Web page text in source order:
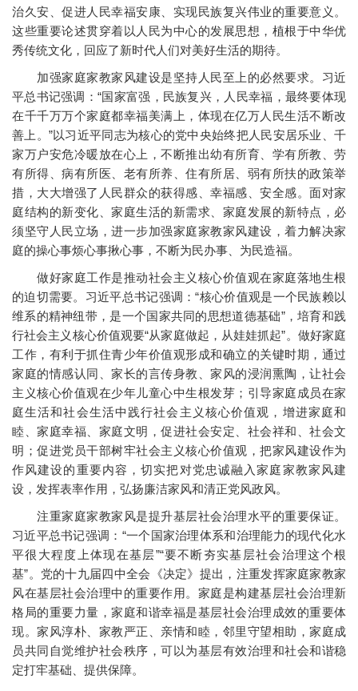
治久安、促进人民幸福安康、实现民族复兴伟业的重要意义。
这些重要论述贯穿着以人民为中心的发展思想，植根于中华优
秀传统文化，回应了新时代人们对美好生活的期待。
加强家庭家教家风建设是坚持人民至上的必然要求。习近
平总书记强调：“国家富强，民族复兴，人民幸福，最终要体现
在千千万万个家庭都幸福美满上，体现在亿万人民生活不断改
善上。”以习近平同志为核心的党中央始终把人民安居乐业、千
家万户安危冷暖放在心上，不断推出幼有所育、学有所教、劳
有所得、病有所医、老有所养、住有所居、弱有所扶的政策举
措，大大增强了人民群众的获得感、幸福感、安全感。面对家
庭结构的新变化、家庭生活的新需求、家庭发展的新特点，必
须坚守人民立场，进一步加强家庭家教家风建设，着力解决家
庭的操心事烦心事揪心事，不断为民办事、为民造福。
做好家庭工作是推动社会主义核心价值观在家庭落地生根
的迫切需要。习近平总书记强调：“核心价值观是一个民族赖以
维系的精神纽带，是一个国家共同的思想道德基础”，培育和践
行社会主义核心价值观要“从家庭做起，从娃娃抓起”。做好家庭
工作，有利于抓住青少年价值观形成和确立的关键时期，通过
家庭的情感认同、家长的言传身教、家风的浸润熏陶，让社会
主义核心价值观在少年儿童心中生根发芽；引导家庭成员在家
庭生活和社会生活中践行社会主义核心价值观，增进家庭和
睦、家庭幸福、家庭文明，促进社会安定、社会祥和、社会文
明；促进党员干部树牢社会主义核心价值观，把家风建设作为
作风建设的重要内容，切实把对党忠诚融入家庭家教家风建
设，发挥表率作用，弘扬廉洁家风和清正党风政风。
注重家庭家教家风是提升基层社会治理水平的重要保证。
习近平总书记强调：“一个国家治理体系和治理能力的现代化水
平很大程度上体现在基层”“要不断夯实基层社会治理这个根
基”。党的十九届四中全会《决定》提出，注重发挥家庭家教家
风在基层社会治理中的重要作用。家庭是构建基层社会治理新
格局的重要力量，家庭和谐幸福是基层社会治理成效的重要体
现。家风淳朴、家教严正、亲情和睦，邻里守望相助，家庭成
员共同自觉维护社会秩序，可以为基层有效治理和社会和谐稳
定打牢基础、提供保障。